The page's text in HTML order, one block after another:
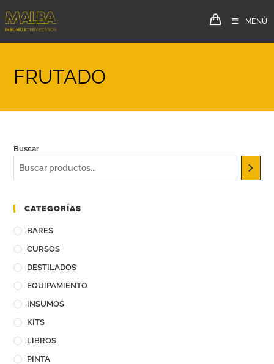
MENÚ
FRUTADO
Buscar
CATEGORÍAS
BARES
CURSOS
DESTILADOS
EQUIPAMIENTO
INSUMOS
KITS
LIBROS
PINTA